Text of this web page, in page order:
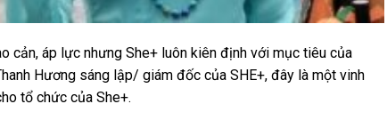
cản, áp lực nhưng She+ luôn kiên định với mục tiêu của
Hương sáng lập/ giám đốc của SHE+, đây là một vinh
tổ chức của She+.